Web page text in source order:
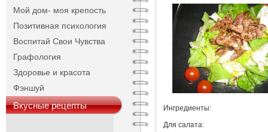
Мой дом- моя крепость
Позитивная психология
Воспитай Свои Чувства
Графология
Здоровье и красота
Фэншуй
Вкусные рецепты
Ингредиенты:
Для салата: